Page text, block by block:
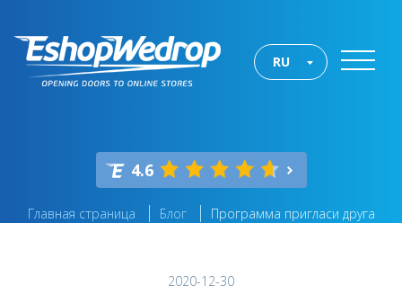
RU
4.6
Главная страница Блог Программа пригласи друга
2020-12-30